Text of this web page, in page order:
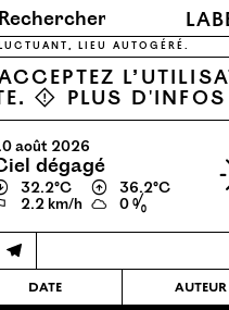
LIEU AUTOGÉRÉ.
⚠ PLUS D'INFOS
août 2026
ciel dégagé
32.2℃ ↑
36.2℃
2.2 km/h 0 %
date auteur